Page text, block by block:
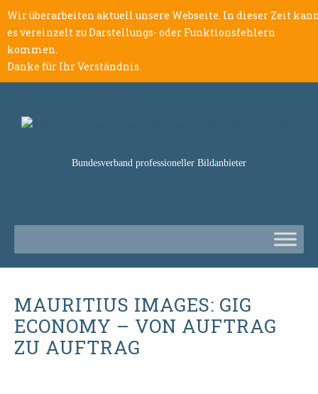
Wir überarbeiten aktuell unsere Webseite. In dieser Zeit
es vereinzelt zu Darstellungs- oder Funktionsfehlern
kommen.
Danke für Ihr Verständnis.
Bundesverband professioneller Bildanbieter
MAURITIUS IMAGES: GIG
ECONOMY – VON AUFTRAG
ZU AUFTRAG